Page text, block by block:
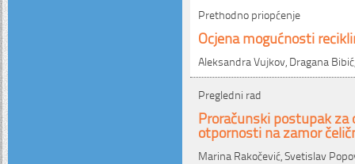
Prethodno priopćenje
Ocjena mogućnosti
Aleksandra Vujkov, Dragana
Pregledni rad
Proračunski postupak
otpornosti na zamor
Marina Rakočević, Svetislav